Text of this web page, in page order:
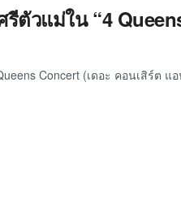
ตัวแม่ใน “4
Concert (เดอะ คอนเสิร์ต